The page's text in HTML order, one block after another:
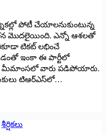
పోటీ చేయాలనుకుంటున్న
మొదలైయింది. ఎన్నో ఆశలతో
టికట్‌ ‌లభించే
ఇంకా ఈ పార్టీలో
వారు పడిపోయారు.
టిఆర్‌ఎస్‌లో…
శీర్షికలు